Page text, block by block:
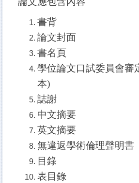
書背
論文封面
書名頁
學位論文口試委員會審
本)
誌謝
中文摘要
英文摘要
無違返學術倫理聲明書
目錄
表目錄